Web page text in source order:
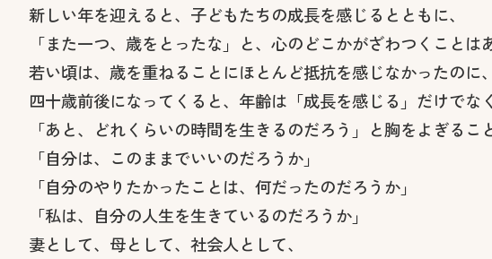
新しい年を迎えると、子どもたちの成長を感じるとともに、
「また一つ、歳をとったな」と、心のどこかがざわつくことは
若い頃は、歳を重ねることにほとんど抵抗を感じなかったのに、
四十歳前後になってくると、年齢は「成長を感じる」だけでなく
「あと、どれくらいの時間を生きるのだろう」と胸をよぎるこ
「自分は、このままでいいのだろうか」
「自分のやりたかったことは、何だったのだろうか」
「私は、自分の人生を生きているのだろうか」
妻として、母として、社会人として、